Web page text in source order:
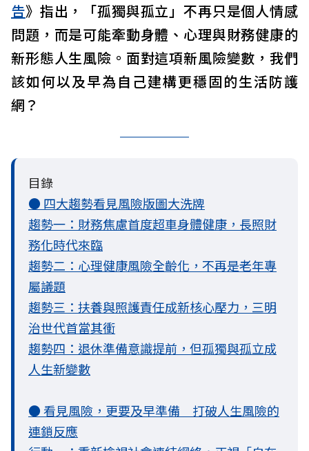
告》指出，「孤獨與孤立」不再只是個人情感
問題，而是可能牽動身體、心理與財務健康的
新形態人生風險。面對這項新風險變數，我們
該如何以及早為自己建構更穩固的生活防護
網？
目錄
● 四大趨勢看見風險版圖大洗牌
趨勢一：財務焦慮首度超車身體健康，長照財
務化時代來臨
趨勢二：心理健康風險全齡化，不再是老年專
屬議題
趨勢三：扶養與照護責任成新核心壓力，三明
治世代首當其衝
趨勢四：退休準備意識提前，但孤獨與孤立成
人生新變數
● 看見風險，更要及早準備 打破人生風險的
連鎖反應